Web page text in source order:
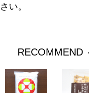
さい。
RECOMMEND